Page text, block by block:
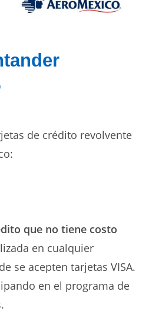
de crédito revolvente
que no tiene costo
en cualquier
se acepten tarjetas VISA.
en el programa de